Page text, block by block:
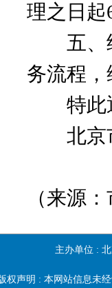
理之日
五、继
务流程
特此
北京市
（来源
主办单位 :
权声明 : 本网站信息未